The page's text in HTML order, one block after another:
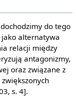
do tego
jako alternatywa
relacji między
antagonizmy,
oraz związane z
s. 4].